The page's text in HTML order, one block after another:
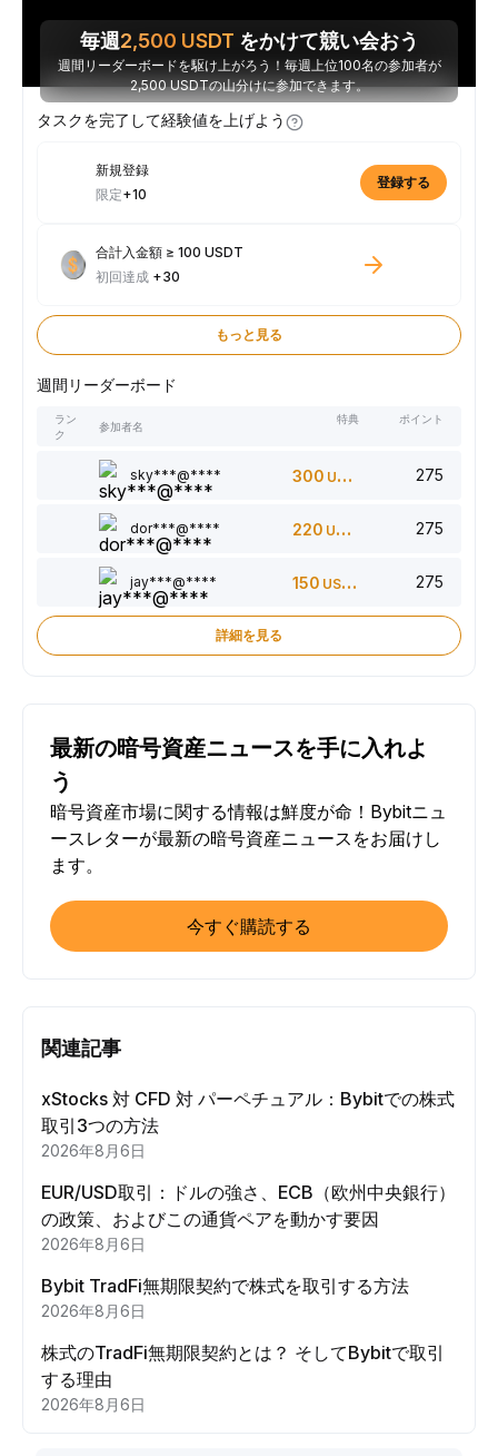
毎週2,500 USDT をかけて競い会おう
週間リーダーボードを駆け上がろう！毎週上位100名の参加者が
2,500 USDTの山分けに参加できます。
タスクを完了して経験値を上げよう
新規登録
限定+10
登録する
合計入金額 ≥ 100 USDT
初回達成 +30
もっと見る
週間リーダーボード
ラン
ク
参加者名
特典 ポイント
sky***@**** 300 USDT 275
dor***@**** 220 USDT 275
jay***@**** 150 USDT 275
詳細を見る
最新の暗号資産ニュースを手に入れよ
う
暗号資産市場に関する情報は鮮度が命！Bybitニュ
ースレターが最新の暗号資産ニュースをお届けし
ます。
今すぐ購読する
関連記事
xStocks 対 CFD 対 パーペチュアル：Bybitでの株式
取引3つの方法
2026年8月6日
EUR/USD取引：ドルの強さ、ECB（欧州中央銀行）
の政策、およびこの通貨ペアを動かす要因
2026年8月6日
Bybit TradFi無期限契約で株式を取引する方法
2026年8月6日
株式のTradFi無期限契約とは？ そしてBybitで取引
する理由
2026年8月6日